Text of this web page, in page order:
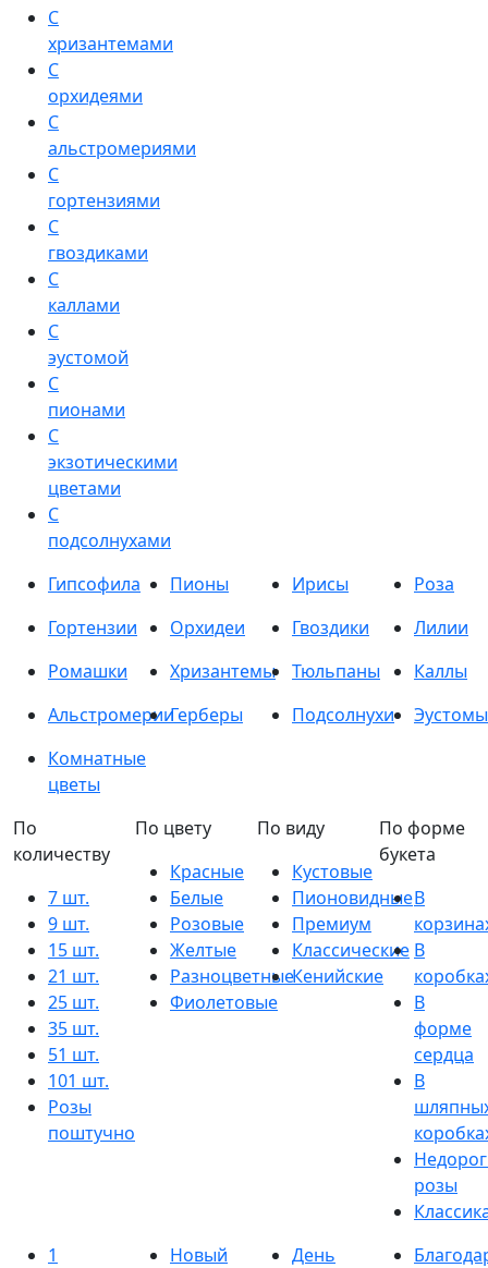
С
хризантемами
С
орхидеями
С
альстромериями
С
гортензиями
С
гвоздиками
С
каллами
С
эустомой
С
пионами
С
экзотическими
цветами
С
подсолнухами
Гипсофила
Пионы Ирисы
Роза
Гортензии
Орхидеи Гвоздики
Лилии
Ромашки
Хризантемы Тюльпаны
Каллы
АльстромерииГерберы Подсолнухи
Эустомы
Комнатные
цветы
По
количеству
7 шт.
9 шт.
15 шт.
21 шт.
25 шт.
35 шт.
51 шт.
101 шт.
Розы
поштучно
По цвету
Красные
Белые
Розовые
Желтые
Разноцветные
Фиолетовые
По виду
Кустовые
Пионовидные
Премиум
Классические
Кенийские
По форме
букета
В
В
В
форме
сердца
В
розы
1
Новый
День